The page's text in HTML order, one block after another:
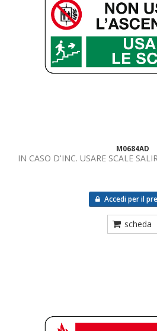
M0684AD
IN CASO D'INC. USARE SCALE
Accedi per il
scheda